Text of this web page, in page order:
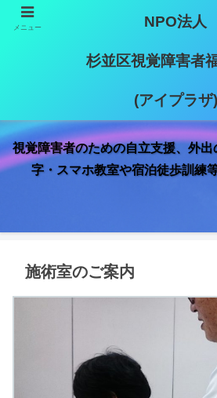
視覚障害者のための自立支援、外
字・スマホ教室や宿泊徒歩訓練
施術室のご案内
メニュー NPO法人
杉並区視覚障害者
(アイプラザ)